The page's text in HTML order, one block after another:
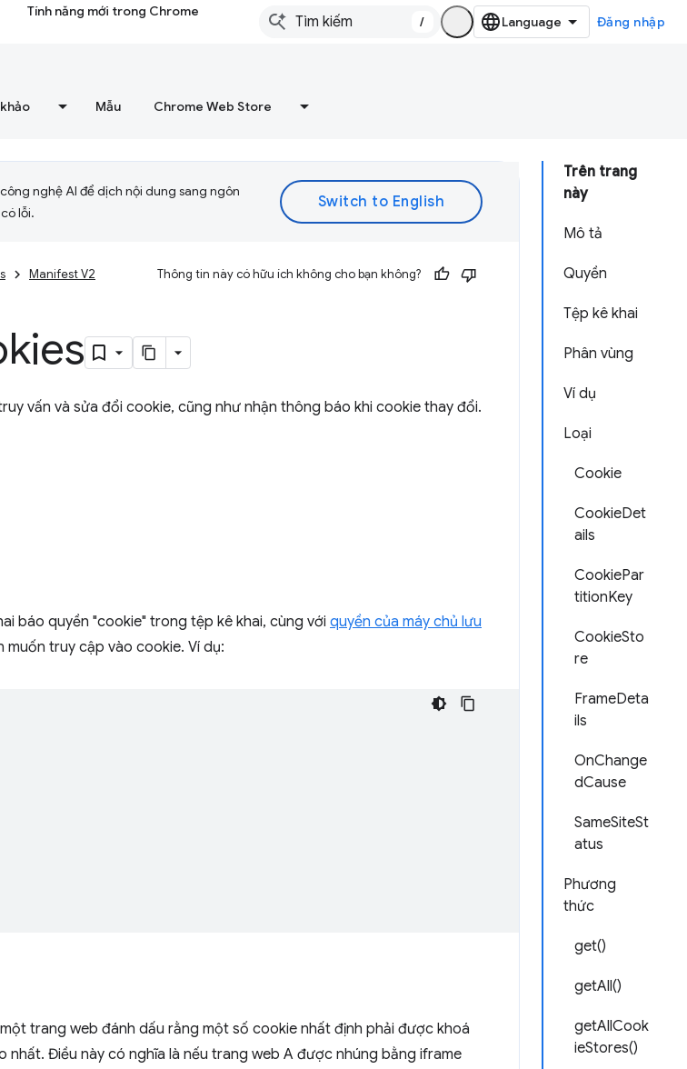
Tính năng mới trong Chrome
/ Đăng nhập
Mẫu Chrome Web Store
Trên trang
này
Mô tả
Quyền
Tệp kê khai
Phân vùng
Ví dụ
Loại
Cookie
CookieDet
ails
CookiePar
titionKey
CookieSto
re
FrameDeta
ils
OnChange
dCause
SameSiteSt
atus
Phương
thức
get()
getAll()
getAllCook
ieStores()
nghệ AI để dịch nội dung sang ngôn
lỗi.
Manifest V2
Thông tin này có hữu ích không cho bạn không?
vấn và sửa đổi cookie, cũng như nhận thông báo khi cookie thay đổi.
báo quyền "cookie" trong tệp kê khai, cùng với quyền của máy chủ lưu
muốn truy cập vào cookie. Ví dụ:
trang web đánh dấu rằng một số cookie nhất định phải được khoá
Điều này có nghĩa là nếu trang web A được nhúng bằng iframe